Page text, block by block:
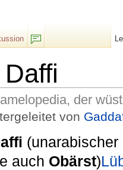
der
von
auch Obärst)